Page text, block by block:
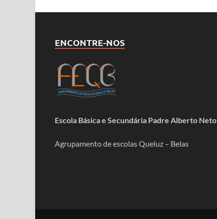
ENCONTRE-NOS
Escola Básica e Secundária Padre Alberto Neto
Agrupamento de escolas Queluz – Belas